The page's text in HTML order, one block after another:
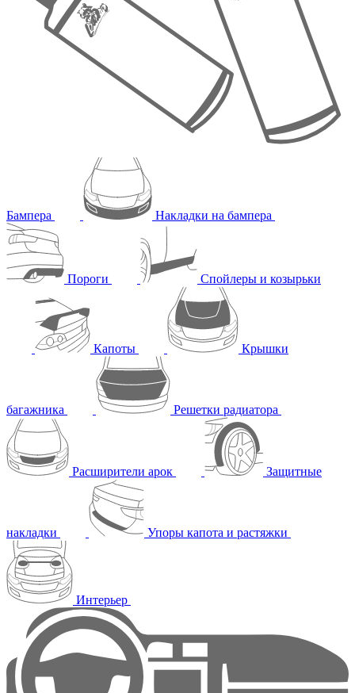
Бампера Накладки на бампера
Пороги Спойлеры и козырьки
Капоты Крышки
багажника Решетки радиатора
Расширители арок Защитные
накладки Упоры капота и растяжки
Интерьер